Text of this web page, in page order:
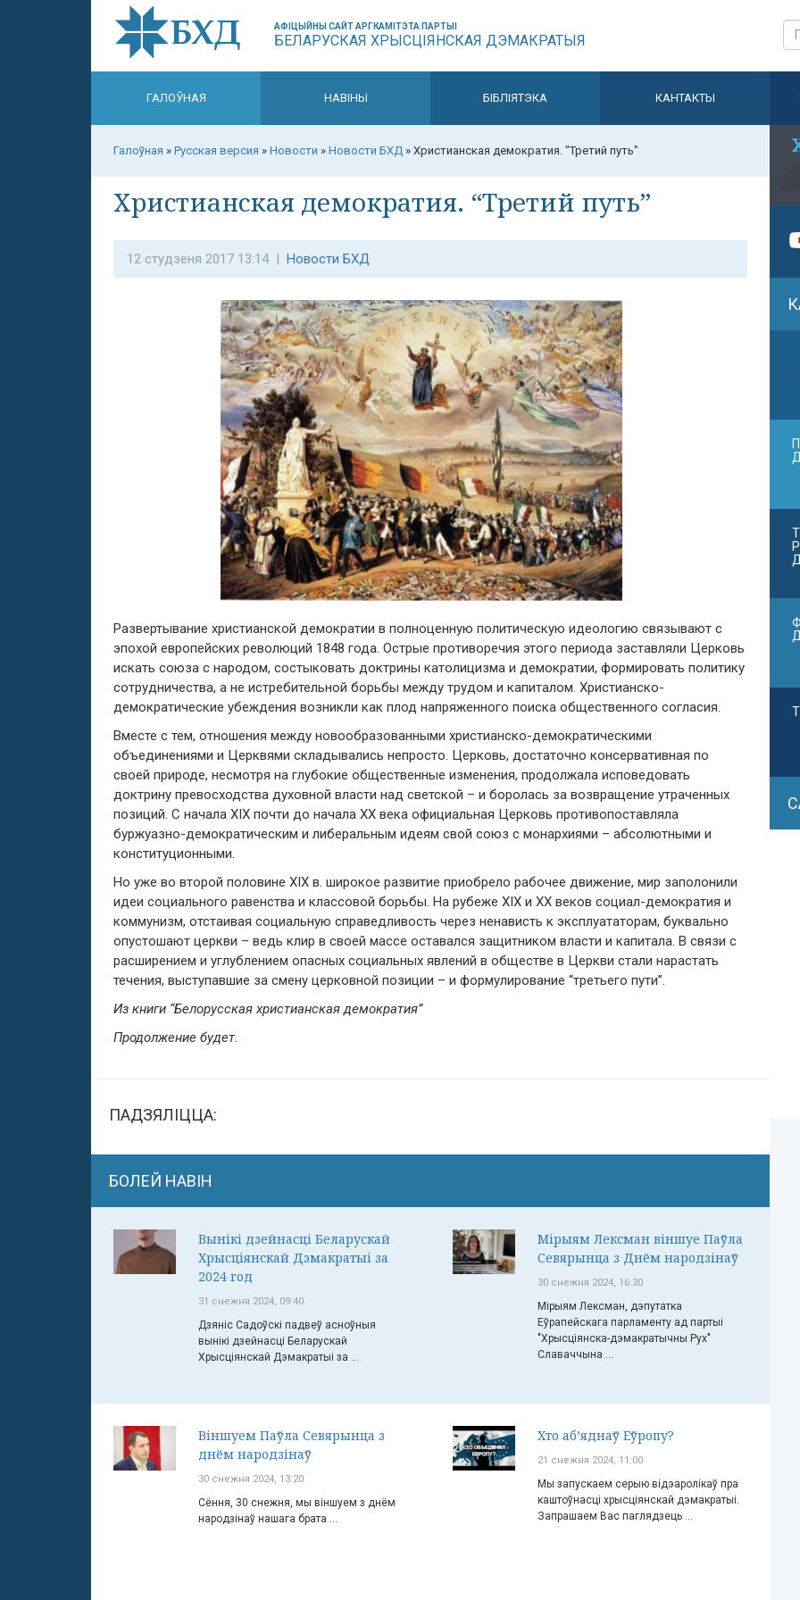
АФІЦЫЙНЫ САЙТ АРГКАМІТЭТА ПАРТЫІ
БЕЛАРУСКАЯ ХРЫСЦІЯНСКАЯ ДЭМАКРАТЫЯ
ГАЛОЎНАЯ НАВІНЫ БІБЛІЯТЭКА КАНТАКТЫ
Галоўная » Русская версия » Новости » Новости БХД » Христианская демократия. "Третий путь"
Христианская демократия. “Третий путь”
12 студзеня 2017 13:14 | Новости БХД
Развертывание христианской демократии в полноценную политическую идеологию связывают с
эпохой европейских революций 1848 года. Острые противоречия этого периода заставляли Церковь
искать союза с народом, состыковать доктрины католицизма и демократии, формировать политику
сотрудничества, а не истребительной борьбы между трудом и капиталом. Христианско-
демократические убеждения возникли как плод напряженного поиска общественного согласия.
Вместе с тем, отношения между новообразованными христианско-демократическими
объединениями и Церквями складывались непросто. Церковь, достаточно консервативная по
своей природе, несмотря на глубокие общественные изменения, продолжала исповедовать
доктрину превосходства духовной власти над светской – и боролась за возвращение утраченных
позиций. С начала XIX почти до начала ХХ века официальная Церковь противопоставляла
буржуазно-демократическим и либеральным идеям свой союз с монархиями – абсолютными и
конституционными.
Но уже во второй половине XIX в. широкое развитие приобрело рабочее движение, мир заполонили
идеи социального равенства и классовой борьбы. На рубеже XIX и ХХ веков социал-демократия и
коммунизм, отстаивая социальную справедливость через ненависть к эксплуататорам, буквально
опустошают церкви – ведь клир в своей массе оставался защитником власти и капитала. В связи с
расширением и углублением опасных социальных явлений в обществе в Церкви стали нарастать
течения, выступавшие за смену церковной позиции – и формулирование “третьего пути”.
Из книги “Белорусская христианская демократия”
Продолжение будет.
ПАДЗЯЛІЦЦА:
БОЛЕЙ НАВІН
Вынікі дзейнасці Беларускай
Хрысціянскай Дэмакратыі за
2024 год
31 снежня 2024, 09:40
Дзяніс Садоўскі падвеў асноўныя
вынікі дзейнасці Беларускай
Хрысціянскай Дэмакратыі за ...
Мірыям Лексман віншуе Паўла
Севярынца з Днём народзінаў
30 снежня 2024, 16:30
Мірыям Лексман, дэпутатка
Еўрапейскага парламенту ад партыі
"Хрысціянска-дэмакратычны Рух"
Славаччына ...
Віншуем Паўла Севярынца з
днём народзінаў
30 снежня 2024, 13:20
Сёння, 30 снежня, мы віншуем з днём
народзінаў нашага брата ...
Хто аб’яднаў Еўропу?
21 снежня 2024, 11:00
Мы запускаем серыю відэаролікаў пра
каштоўнасці хрысціянскай дэмакратыі.
Запрашаем Вас паглядзець ...